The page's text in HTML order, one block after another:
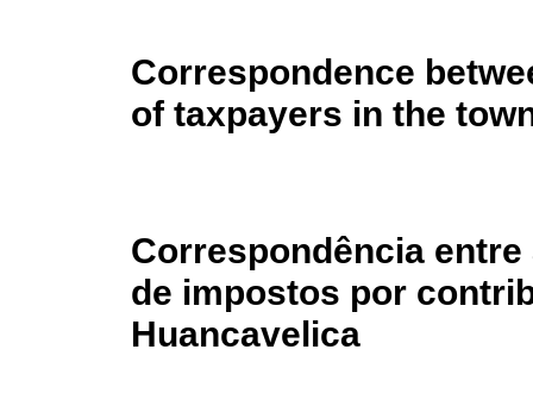
Correspondence
of taxpayers in the
Correspondência
de impostos por
Huancavelica